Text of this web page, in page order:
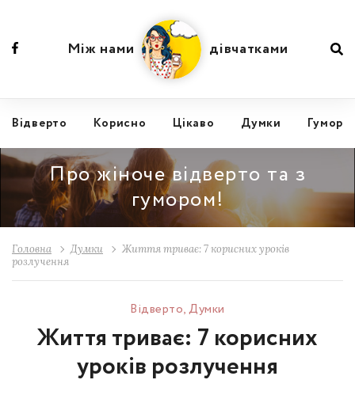
Відвертo Корисно Цікаво Думки Гумор
Між нами дівчатками
Про жіноче відверто та з
гумором!
Головна Думки
Життя триває: 7 корисних уроків
розлучення
Відвертo,Думки
Життя триває: 7 корисних
уроків розлучення